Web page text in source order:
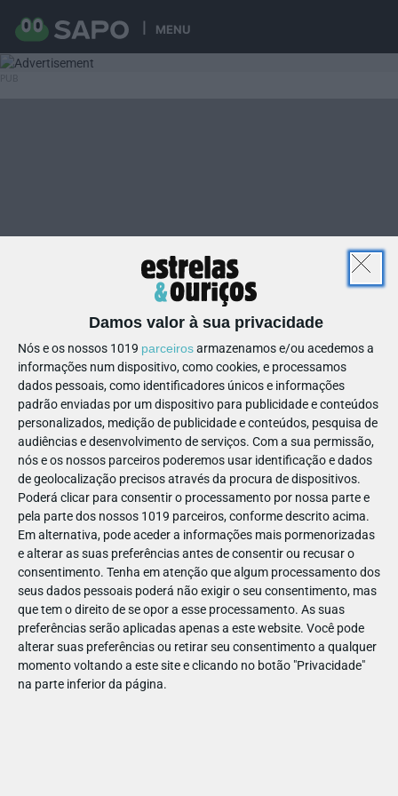
MENU
Damos valor à sua privacidade
Nós e os nossos 1019 parceirosarmazenamos e/ou acedemos a
informações num dispositivo, como cookies, e processamos
dados pessoais, como identificadores únicos e informações
padrão enviadas por um dispositivo para publicidade e conteúdos
personalizados, medição de publicidade e conteúdos, pesquisa de
audiências e desenvolvimento de serviços. Com a sua permissão,
nós e os nossos parceiros poderemos usar identificação e dados
de geolocalização precisos através da procura de dispositivos.
Poderá clicar para consentir o processamento por nossa parte e
pela parte dos nossos 1019 parceiros, conforme descrito acima.
Em alternativa, pode aceder a informações mais pormenorizadas
e alterar as suas preferências antes de consentir ou recusar o
consentimento. Tenha em atenção que algum processamento dos
seus dados pessoais poderá não exigir o seu consentimento, mas
que tem o direito de se opor a esse processamento. As suas
preferências serão aplicadas apenas a este website. Você pode
alterar suas preferências ou retirar seu consentimento a qualquer
momento voltando a este site e clicando no botão "Privacidade"
na parte inferior da página.
11
1225301471722210